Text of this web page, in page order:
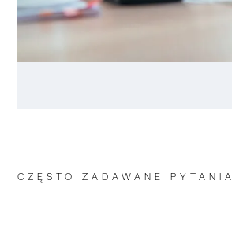
CZĘSTO ZADAWANE PYTANIA